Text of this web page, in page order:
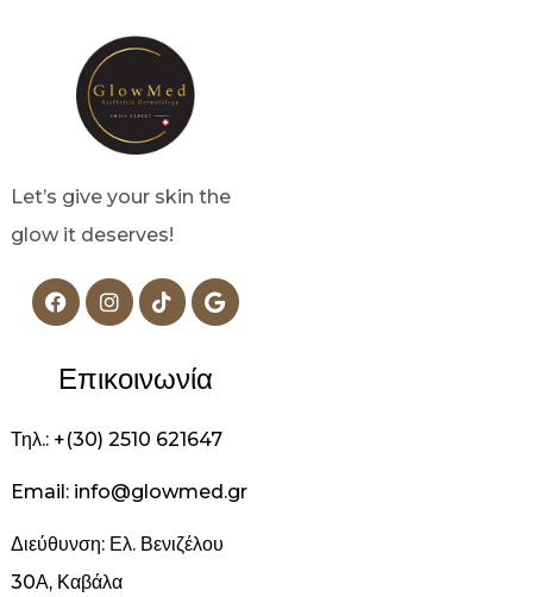
Let’s give your skin the
glow it deserves!
Επικοινωνία
Τηλ.: +(30) 2510 621647
Email: info@glowmed.gr
Διεύθυνση: Ελ. Βενιζέλου
30Α, Καβάλα